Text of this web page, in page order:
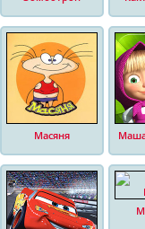
Масяня